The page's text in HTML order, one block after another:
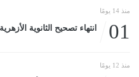
منذ 14 يومًا
01 انتهاء تصحيح الثانوية
منذ 12 يومًا